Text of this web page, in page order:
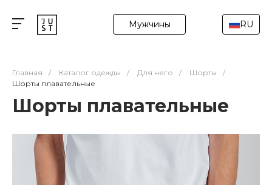
Мужчины RU
Главная / Каталог одежды / Для него / Шорты
/
Шорты плавательные
Шорты плавательные